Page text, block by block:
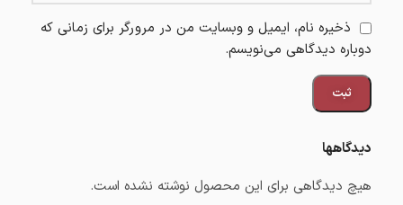
دیدگاهها
هیچ دیدگاهی برای این محصول نوشته نشده است.
ذخیره نام، ایمیل و وبسایت من در مرورگر برای زمانی که
دوباره دیدگاهی می‌نویسم.